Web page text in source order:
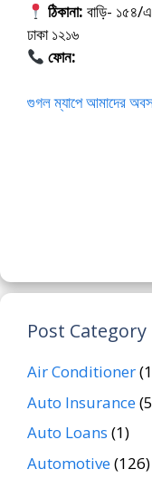
ঠিকানা: বাড়ি-
ঢাকা ১২১৬
ফোন:
গুগল ম্যাপে আমাদের
Post Category
Air Conditioner
Auto Insurance
Auto Loans (1)
Automotive(126)